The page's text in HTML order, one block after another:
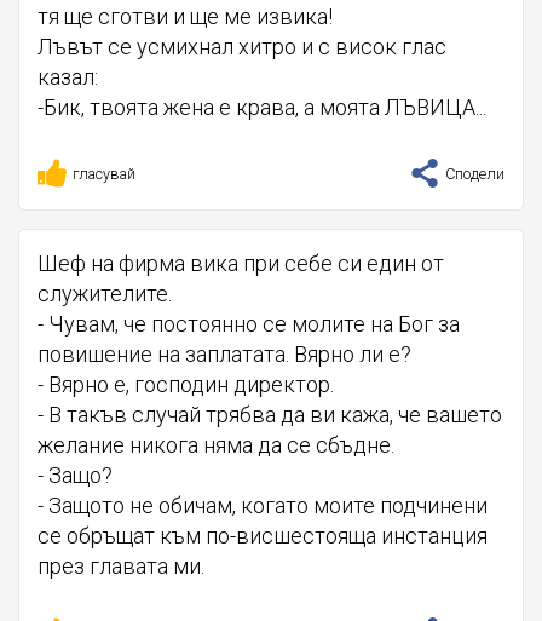
тя ще сготви и ще ме извика!
Лъвът се усмихнал хитро и с висок глас
казал:
-Бик, твоята жена е крава, а моята ЛЪВИЦА...
гласувай Сподели
Шеф на фирма вика при себе си един от
служителите.
- Чувам, че постоянно се молите на Бог за
повишение на заплатата. Вярно ли е?
- Вярно е, господин директор.
- В такъв случай трябва да ви кажа, че вашето
желание никога няма да се сбъдне.
- Защо?
- Защото не обичам, когато моите подчинени
се обръщат към по-висшестояща инстанция
през главата ми.